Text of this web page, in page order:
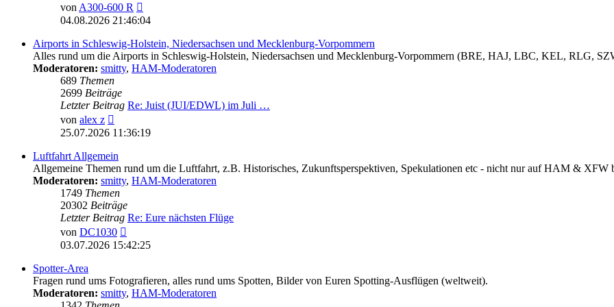
vonA300-600 R
Beitrag
04.08.2026 21:46:04
Airports in Schleswig-Holstein, Niedersachsen und Mecklenburg-Vorpommern
Alles rund um die Airports in Schleswig-Holstein, Niedersachsen und Mecklenburg-Vorpommern (BRE, HAJ, LBC, KEL, RLG,
Moderatoren: smitty, HAM-Moderatoren
689 Themen
2699 Beiträge
Letzter Beitrag Re: Juist (JUI/EDWL) im Juli …
von alex z
Beitrag
25.07.2026 11:36:19
Luftfahrt Allgemein
Allgemeine Themen rund um die Luftfahrt, z.B. Historisches, Zukunftsperspektiven, Spekulationen etc - nicht nur auf HAM & XFW
Moderatoren: smitty, HAM-Moderatoren
1749 Themen
20302 Beiträge
Letzter Beitrag Re: Eure nächsten Flüge
von DC1030
Beitrag
03.07.2026 15:42:25
Spotter-Area
Fragen rund ums Fotografieren, alles rund ums Spotten, Bilder von Euren Spotting-Ausflügen (weltweit).
Moderatoren: smitty, HAM-Moderatoren